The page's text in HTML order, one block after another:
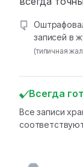
записей в
(типичная
Всегда
Все записи